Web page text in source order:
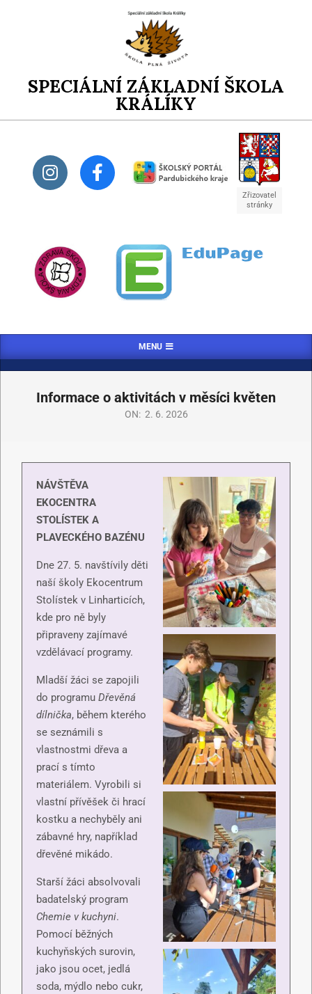
SPECIÁLNÍ ZÁKLADNÍ ŠKOLA
KRÁLÍKY
Zřizovatel
stránky
MENU
Informace o aktivitách v měsíci květen
ON: 2. 6. 2026
NÁVŠTĚVA
EKOCENTRA
STOLÍSTEK A
PLAVECKÉHO BAZÉNU
Dne 27. 5. navštívily děti
naší školy Ekocentrum
Stolístek v Linharticích,
kde pro ně byly
připraveny zajímavé
vzdělávací programy.
Mladší žáci se zapojili
do programu Dřevěná
dílnička, během kterého
se seznámili s
vlastnostmi dřeva a
prací s tímto
materiálem. Vyrobili si
vlastní přívěšek či hrací
kostku a nechyběly ani
zábavné hry, například
dřevěné mikádo.
Starší žáci absolvovali
badatelský program
Chemie v kuchyni.
Pomocí běžných
kuchyňských surovin,
jako jsou ocet, jedlá
soda, mýdlo nebo cukr,